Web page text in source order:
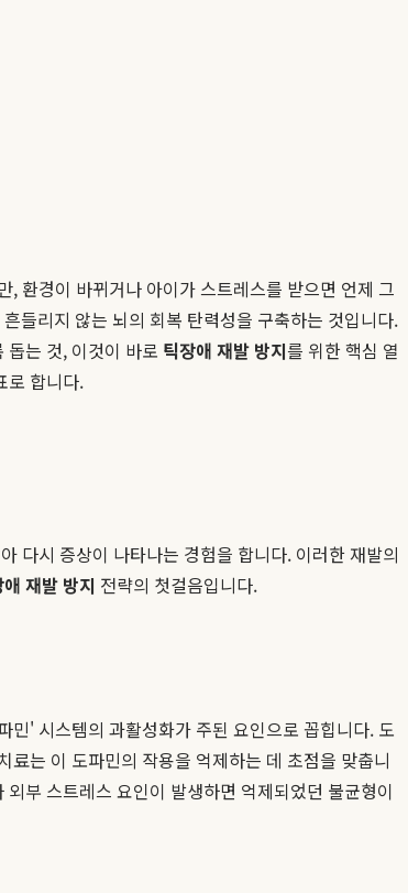
환경이 바뀌거나 아이가 스트레스를 받으면 언제 그
들리지 않는 뇌의 회복 탄력성을 구축하는 것입니다.
돕는 것, 이것이 바로 틱장애 재발 방지를 위한 핵심 열
로 합니다.
다시 증상이 나타나는 경험을 합니다. 이러한 재발의
재발 방지 전략의 첫걸음입니다.
' 시스템의 과활성화가 주된 요인으로 꼽힙니다. 도
는 이 도파민의 작용을 억제하는 데 초점을 맞춥니
부 스트레스 요인이 발생하면 억제되었던 불균형이